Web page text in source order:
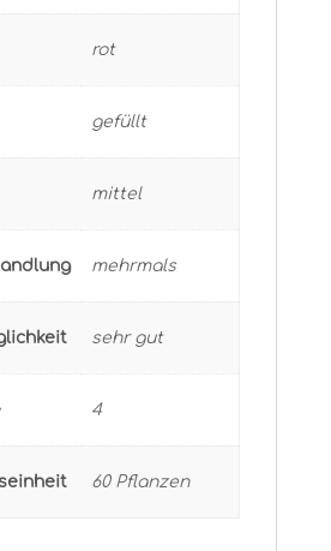
rot
gefüllt
mittel
mehrmals
sehr gut
4
60 Pflanzen